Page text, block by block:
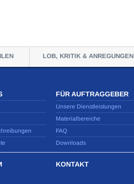
LOB, KRITIK & ANREGUNGEN
FÜR AUFTRAGGEBER
Unsere Dienstleistungen
Materialbereiche
FAQ
Downloads
KONTAKT